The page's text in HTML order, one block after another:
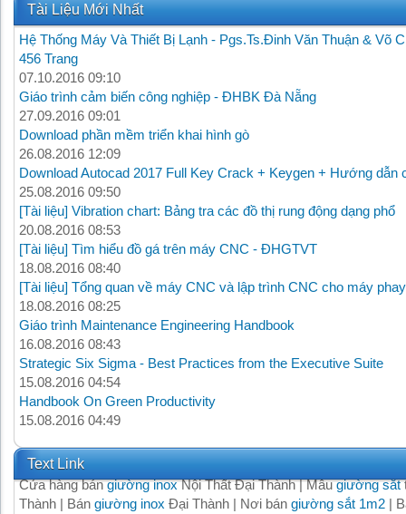
Tài Liệu Mới Nhất
Hệ Thống Máy Và Thiết Bị Lạnh - Pgs.Ts.Đinh Văn Thuận & Võ
456 Trang
07.10.2016 09:10
Giáo trình cảm biến công nghiệp - ĐHBK Đà Nẵng
27.09.2016 09:01
Download phần mềm triển khai hình gò
26.08.2016 12:09
Download Autocad 2017 Full Key Crack + Keygen + Hướng dẫn
25.08.2016 09:50
[Tài liệu] Vibration chart: Bảng tra các đồ thị rung động dạng phổ
20.08.2016 08:53
[Tài liệu] Tìm hiểu đồ gá trên máy CNC - ĐHGTVT
18.08.2016 08:40
[Tài liệu] Tổng quan về máy CNC và lập trình CNC cho máy
18.08.2016 08:25
Giáo trình Maintenance Engineering Handbook
16.08.2016 08:43
Strategic Six Sigma - Best Practices from the Executive Suite
15.08.2016 04:54
Handbook On Green Productivity
15.08.2016 04:49
Text Link
Cửa hàng bángiường inoxNội Thất Đại Thành | Mẫugiường sắt
Thành | Bán giường inox Đại Thành | Nơi bán giường sắt 1m2 |